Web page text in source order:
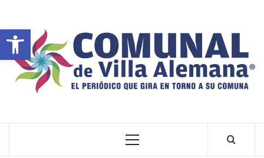
Abrir barra de herramientas